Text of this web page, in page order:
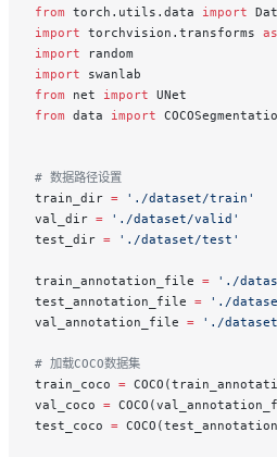
from torch.utils.data import
import torchvision.transforms as
import random
import swanlab
from net import UNet
from data import
# 数据路径设置
train_dir = './dataset/train'
val_dir = './dataset/valid'
test_dir = './dataset/test'
train_annotation_file = './
test_annotation_file = './
val_annotation_file = './
# 加载COCO数据集
train_coco =
val_coco =
test_coco =